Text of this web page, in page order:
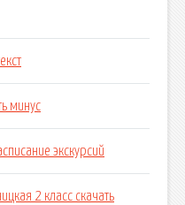
минус
экскурсий
2 класс скачать